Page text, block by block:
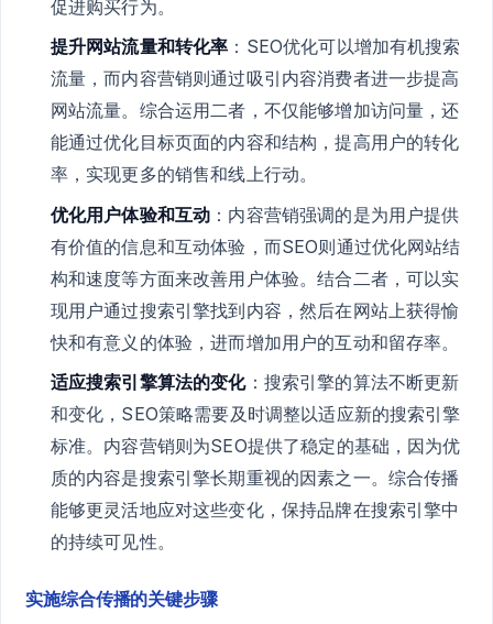
促进购买行为。
提升网站流量和转化率 ：SEO优化可以增加有机搜索
流量，而内容营销则通过吸引内容消费者进一步提高
网站流量。综合运用二者，不仅能够增加访问量，还
能通过优化目标页面的内容和结构，提高用户的转化
率，实现更多的销售和线上行动。
优化用户体验和互动 ：内容营销强调的是为用户提供
有价值的信息和互动体验，而SEO则通过优化网站结
构和速度等方面来改善用户体验。结合二者，可以实
现用户通过搜索引擎找到内容，然后在网站上获得愉
快和有意义的体验，进而增加用户的互动和留存率。
适应搜索引擎算法的变化：搜索引擎的算法不断更新
和变化，SEO策略需要及时调整以适应新的搜索引擎
标准。内容营销则为SEO提供了稳定的基础，因为优
质的内容是搜索引擎长期重视的因素之一。综合传播
能够更灵活地应对这些变化，保持品牌在搜索引擎中
的持续可见性。
实施综合传播的关键步骤